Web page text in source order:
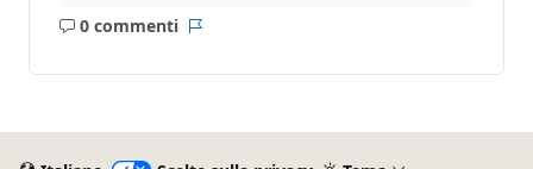
0 commenti
Nessun